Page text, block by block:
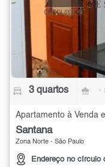
3 quartos -
Apartamento à Venda
Santana
Zona Norte - São Paulo
Endereço no círculo